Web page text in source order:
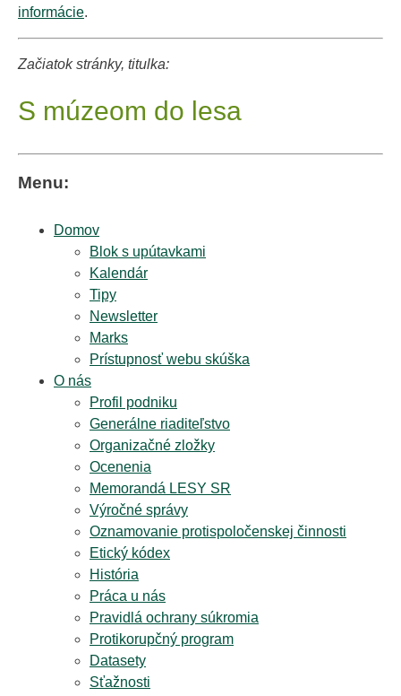
informácie.
Začiatok stránky, titulka:
S múzeom do lesa
Menu:
Domov
Blok s upútavkami
Kalendár
Tipy
Newsletter
Marks
Prístupnosť webu skúška
O nás
Profil podniku
Generálne riaditeľstvo
Organizačné zložky
Ocenenia
Memorandá LESY SR
Výročné správy
Oznamovanie protispoločenskej činnosti
Etický kódex
História
Práca u nás
Pravidlá ochrany súkromia
Protikorupčný program
Datasety
Sťažnosti